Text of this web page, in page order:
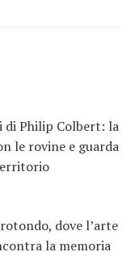
di Philip Colbert: la
le rovine e guarda
dove l’arte
la memoria